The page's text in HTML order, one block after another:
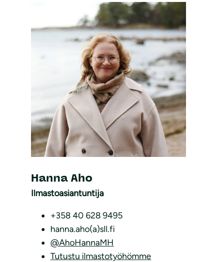
Ilmastoasiantuntija
Hanna Aho
+358 40 628 9495
hanna.aho(a)sll.fi
@AhoHannaMH
Tutustu ilmastotyöhömme